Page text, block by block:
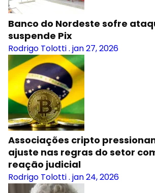
Banco do Nordeste sofre
suspende Pix
Rodrigo Tolotti. jan 27, 2026
Associações cripto
ajuste nas regras do setor
reação judicial
Rodrigo Tolotti. jan 24, 2026